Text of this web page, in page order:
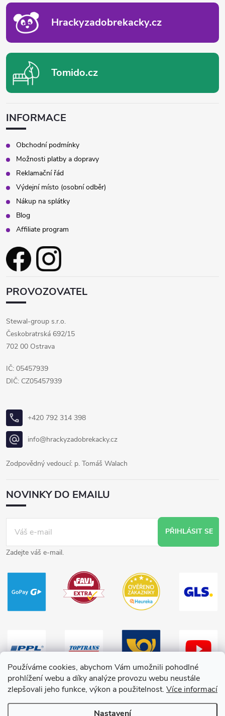
Používáme cookies, abychom Vám umožnili pohodlné
prohlížení webu a díky analýze provozu webu neustále
zlepšovali jeho funkce, výkon a použitelnost. Více informací
Nastavení
Hrackyzadobrekacky.cz
Tomido.cz
INFORMACE
Obchodní podmínky
Možnosti platby a dopravy
Reklamační řád
Výdejní místo (osobní odběr)
Nákup na splátky
Blog
Affiliate program
PROVOZOVATEL
Stewal-group s.r.o.
Českobratrská 692/15
702 00 Ostrava
IČ: 05457939
DIČ: CZ05457939
+420 792 314 398
info@hrackyzadobrekacky.cz
Zodpovědný vedoucí: p. Tomáš Walach
NOVINKY DO EMAILU
PŘIHLÁSIT SE
Zadejte váš e-mail.